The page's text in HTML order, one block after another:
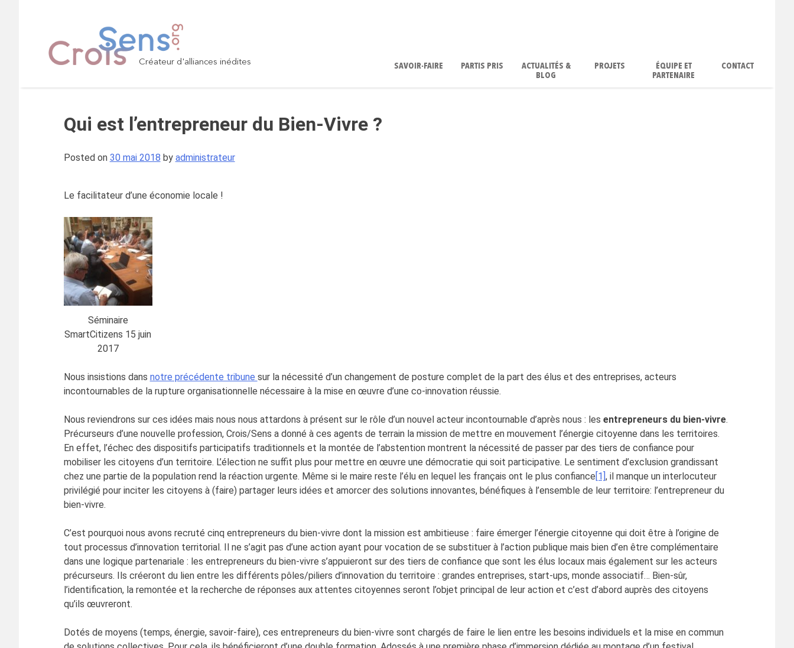
Créateur d'alliances inédites SAVOIR-FAIRE PARTIS PRIS
ACTUALITÉS &
BLOG
PROJETS
ÉQUIPE ET
PARTENAIRE
CONTACT
Qui est l’entrepreneur du Bien-Vivre ?
Posted on 30 mai 2018 by administrateur
Le facilitateur d’une économie locale !
Séminaire
SmartCitizens 15 juin
2017
Nous insistions dans notre précédente tribune sur la nécessité d’un changement de posture complet de la part des élus et des entreprises, acteurs
incontournables de la rupture organisationnelle nécessaire à la mise en œuvre d’une co-innovation réussie.
Nous reviendrons sur ces idées mais nous nous attardons à présent sur le rôle d’un nouvel acteur incontournable d’après nous : les entrepreneurs du bien-vivre.
Précurseurs d’une nouvelle profession, Crois/Sens a donné à ces agents de terrain la mission de mettre en mouvement l’énergie citoyenne dans les territoires.
En effet, l’échec des dispositifs participatifs traditionnels et la montée de l’abstention montrent la nécessité de passer par des tiers de confiance pour
mobiliser les citoyens d’un territoire. L’élection ne suffit plus pour mettre en œuvre une démocratie qui soit participative. Le sentiment d’exclusion grandissant
chez une partie de la population rend la réaction urgente. Même si le maire reste l’élu en lequel les français ont le plus confiance[1], il manque un interlocuteur
privilégié pour inciter les citoyens à (faire) partager leurs idées et amorcer des solutions innovantes, bénéfiques à l’ensemble de leur territoire: l’entrepreneur du
bien-vivre.
C’est pourquoi nous avons recruté cinq entrepreneurs du bien-vivre dont la mission est ambitieuse : faire émerger l’énergie citoyenne qui doit être à l’origine de
tout processus d’innovation territorial. Il ne s’agit pas d’une action ayant pour vocation de se substituer à l’action publique mais bien d’en être complémentaire
dans une logique partenariale : les entrepreneurs du bien-vivre s’appuieront sur des tiers de confiance que sont les élus locaux mais également sur les acteurs
précurseurs. Ils créeront du lien entre les différents pôles/piliers d’innovation du territoire : grandes entreprises, start-ups, monde associatif… Bien-sûr,
l’identification, la remontée et la recherche de réponses aux attentes citoyennes seront l’objet principal de leur action et c’est d’abord auprès des citoyens
qu’ils œuvreront.
Dotés de moyens (temps, énergie, savoir-faire), ces entrepreneurs du bien-vivre sont chargés de faire le lien entre les besoins individuels et la mise en commun